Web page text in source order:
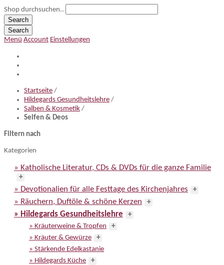
Shop durchsuchen..
Search
Search
Menü Account Einstellungen
Startseite /
Hildegards Gesundheitslehre /
Salben & Kosmetik /
Seifen & Deos
Filtern nach
Kategorien
» Katholische Literatur, CDs & DVDs für die ganze Familie
+
» Devotionalien für alle Festtage des Kirchenjahres +
» Räuchern, Duftöle & schöne Kerzen +
» Hildegards Gesundheitslehre
+
» Kräuterweine & Tropfen
+
» Kräuter & Gewürze
+
» Stärkende Edelkastanie
» Hildegards Küche
+